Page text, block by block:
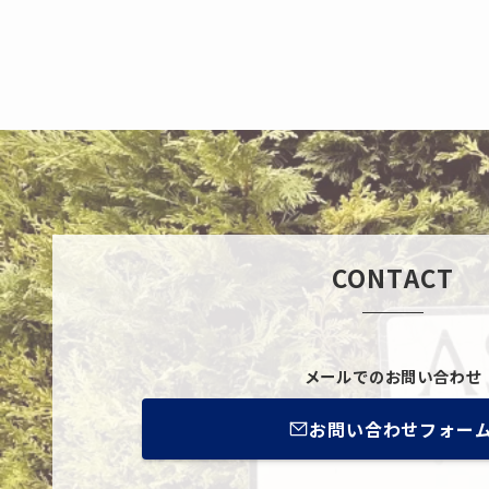
CONTACT
メールでのお問い合わせ
お問い合わせフォー